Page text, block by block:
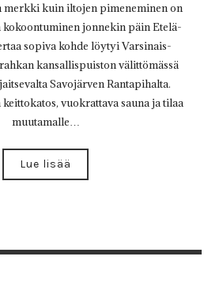
merkki kuin iltojen pimeneminen on
jonnekin päin Etelä-
sopiva kohde löytyi Varsinais-
kansallispuiston välittömässä
Savojärven Rantapihalta.
vuokrattava sauna ja tilaa
muutamalle…
Lue lisää